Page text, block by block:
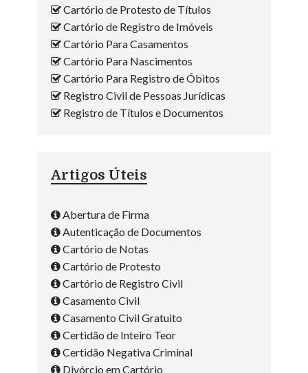
Cartório de Protesto de Títulos
Cartório de Registro de Imóveis
Cartório Para Casamentos
Cartório Para Nascimentos
Cartório Para Registro de Óbitos
Registro Civil de Pessoas Jurídicas
Registro de Títulos e Documentos
Artigos Úteis
Abertura de Firma
Autenticação de Documentos
Cartório de Notas
Cartório de Protesto
Cartório de Registro Civil
Casamento Civil
Casamento Civil Gratuito
Certidão de Inteiro Teor
Certidão Negativa Criminal
Divórcio em Cartório